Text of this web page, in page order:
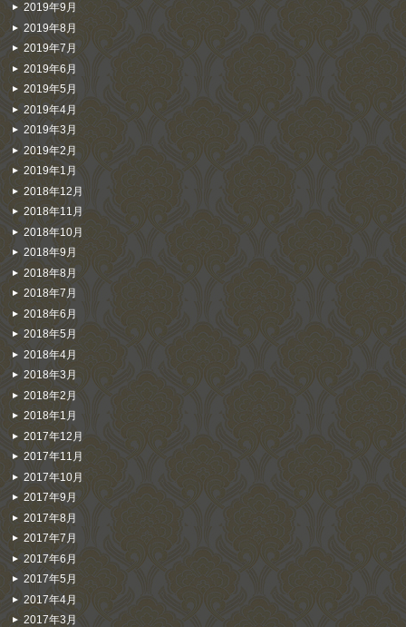
2019年9月
2019年8月
2019年7月
2019年6月
2019年5月
2019年4月
2019年3月
2019年2月
2019年1月
2018年12月
2018年11月
2018年10月
2018年9月
2018年8月
2018年7月
2018年6月
2018年5月
2018年4月
2018年3月
2018年2月
2018年1月
2017年12月
2017年11月
2017年10月
2017年9月
2017年8月
2017年7月
2017年6月
2017年5月
2017年4月
2017年3月